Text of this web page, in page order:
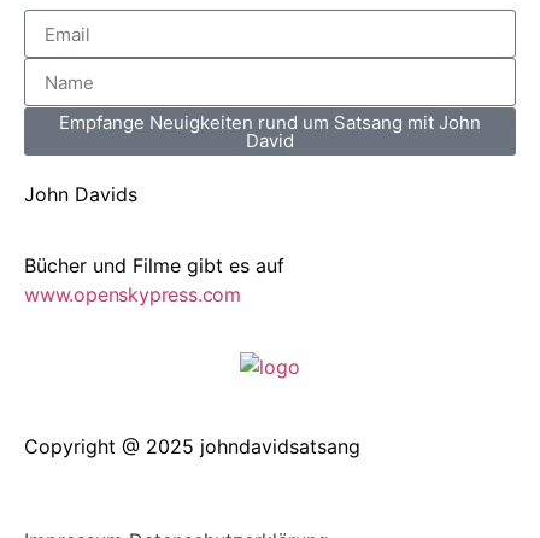
Empfange Neuigkeiten rund um Satsang mit John
David
John Davids
Bücher und Filme gibt es auf
www.openskypress.com
Copyright @ 2025 johndavidsatsang